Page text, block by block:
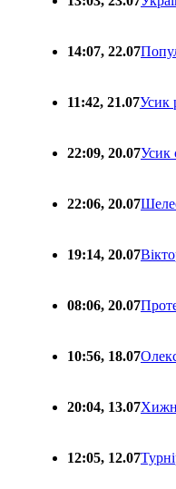
14:07, 22.07
11:42, 21.07Усик
22:09, 20.07Усик
22:06, 20.07
19:14, 20.07
08:06, 20.07
10:56, 18.07
20:04, 13.07
12:05, 12.07